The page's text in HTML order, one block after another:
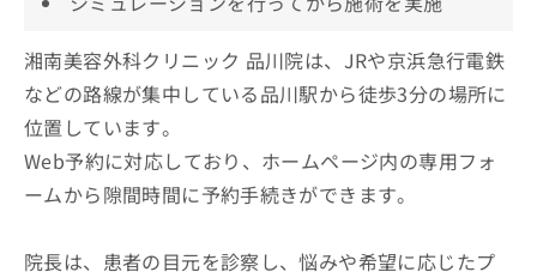
湘南美容外科クリニック 品川院は、JRや京浜急行電鉄
などの路線が集中している品川駅から徒歩3分の場所に
位置しています。
Web予約に対応しており、ホームページ内の専用フォ
ームから隙間時間に予約手続きができます。
院長は、患者の目元を診察し、悩みや希望に応じたプ